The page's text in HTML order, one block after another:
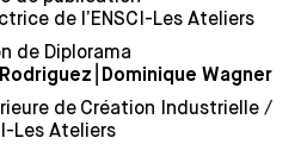
de l’ENSCI-Les Ateliers
de Diplorama
Dominique Wagner
de Création Industrielle /
Les Ateliers